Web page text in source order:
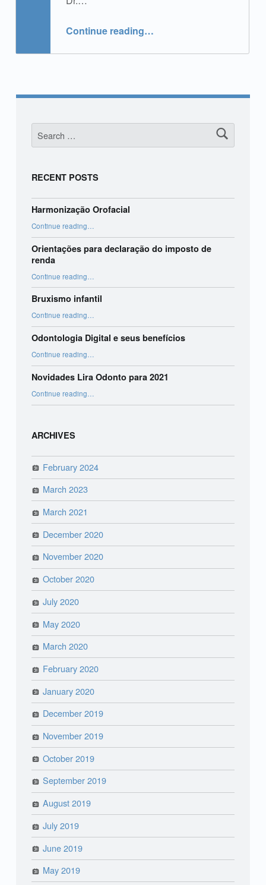
Continue reading…
Search for:
RECENT POSTS
Harmonização Orofacial
Continue reading …
Orientações para declaração do imposto de
renda
Continue reading“Orientações para declaração do imposto de renda”
…
Bruxismo infantil
Continue reading…
Odontologia Digital e seus benefícios
Continue reading“Odontologia Digital e seus benefícios”
…
Novidades Lira Odonto para 2021
Continue reading“Novidades Lira Odonto para 2021”
…
ARCHIVES
February 2024
March 2023
March 2021
December 2020
November 2020
October 2020
July 2020
May 2020
March 2020
February 2020
January 2020
December 2019
November 2019
October 2019
September 2019
August 2019
July 2019
June 2019
May 2019